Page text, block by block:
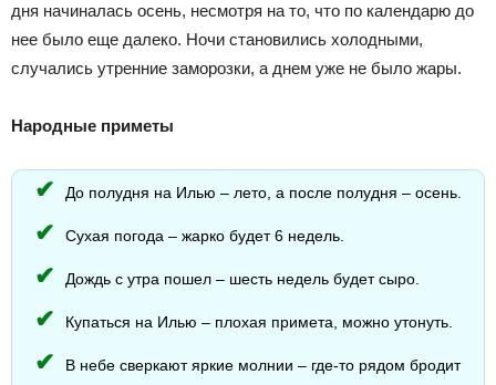
дня начиналась осень, несмотря на то, что по календарю до
нее было еще далеко. Ночи становились холодными,
случались утренние заморозки, а днем уже не было жары.
Народные приметы
До полудня на Илью – лето, а после полудня – осень.
Сухая погода – жарко будет 6 недель.
Дождь с утра пошел – шесть недель будет сыро.
Купаться на Илью – плохая примета, можно утонуть.
В небе сверкают яркие молнии – где-то рядом бродит